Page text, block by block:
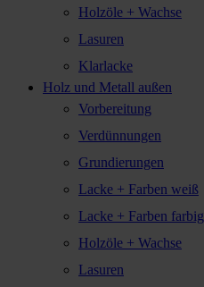
Holzöle + Wachse
Lasuren
Klarlacke
Holz und Metall außen
Vorbereitung
Verdünnungen
Grundierungen
Lacke + Farben weiß
Lacke + Farben farbig
Holzöle + Wachse
Lasuren